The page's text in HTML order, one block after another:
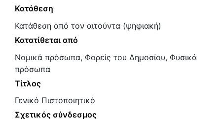
Κατάθεση
Κατάθεση από τον αιτούντα (ψηφιακή)
Κατατίθεται από
Νομικά πρόσωπα, Φορείς του Δημοσίου, Φυσικά
πρόσωπα
Τίτλος
Γενικό Πιστοποιητικό
Σχετικός σύνδεσμος